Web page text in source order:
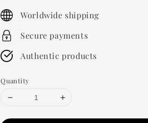
price
Worldwide shipping
Secure payments
Authentic products
Quantity